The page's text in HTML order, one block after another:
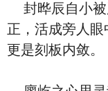
封晔辰自小被
正，活成旁人
更是刻板内敛。